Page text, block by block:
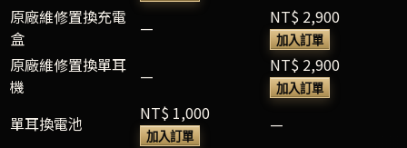
原廠維修置換充電
盒
— NT$ 2,900
加入訂單
原廠維修置換單耳
機
— NT$ 2,900
加入訂單
單耳換電池 NT$ 1,000
加入訂單
—